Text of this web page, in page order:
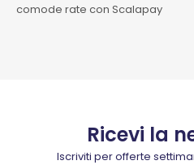
comode rate con Scalapay
Ricevi la
Iscriviti per offerte